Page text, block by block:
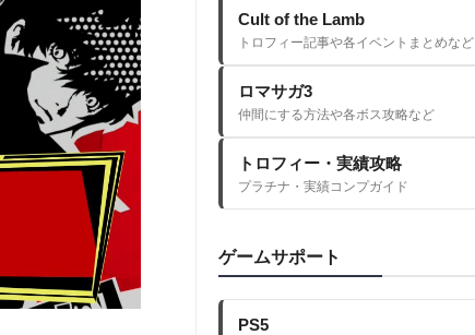
Cult of the Lamb
トロフィー記事や各イベントまとめなど
ロマサガ3
仲間にする方法や各ボス攻略など
トロフィー・実績攻略
プラチナ・実績コンプガイド
ゲームサポート
PS5